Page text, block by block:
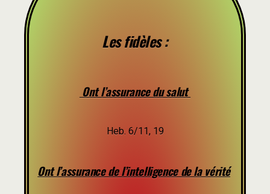
Les fidèles :
Ont l’assurance du salut
Heb. 6/11, 19
Ont l’assurance de l’intelligence de la vérité